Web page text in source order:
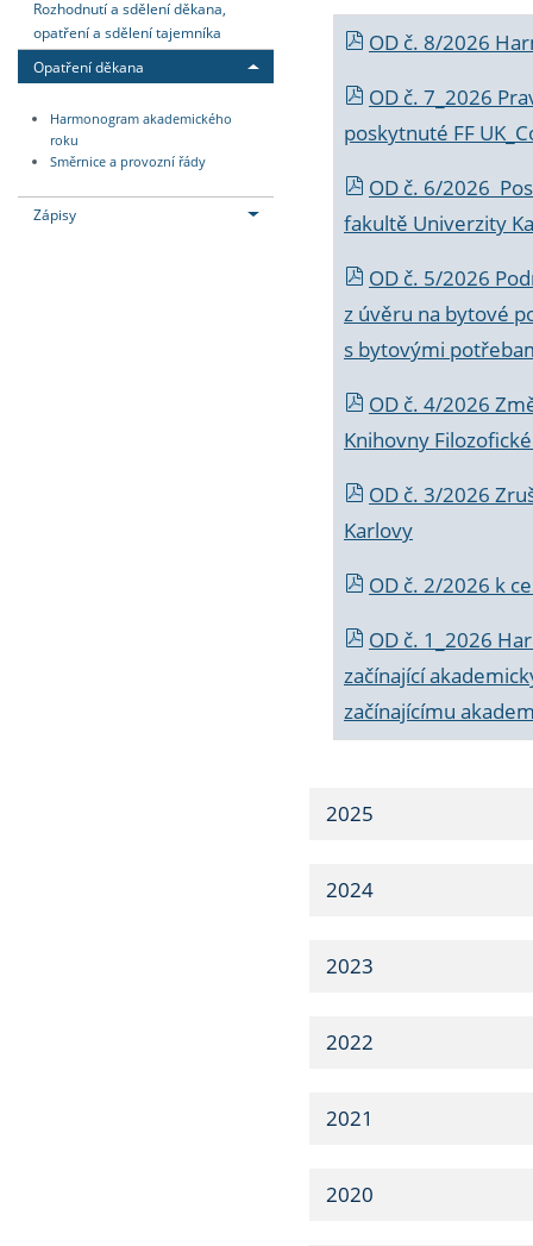
Rozhodnutí a sdělení děkana,
opatření a sdělení tajemníka
Opatření děkana
Harmonogram akademického
roku
Směrnice a provozní řády
Zápisy
OD č. 8/2026
OD č. 7_2026
poskytnuté FF
OD č. 6/2026
fakultě Univerzity
OD č. 5/2026
z úvěru na bytové
s bytovými
OD č. 4/2026
Knihovny
OD č. 3/2026
Karlovy
OD č. 2/2026 k
OD č. 1_2026
začínající
začínajícímu
2025
2024
2023
2022
2021
2020